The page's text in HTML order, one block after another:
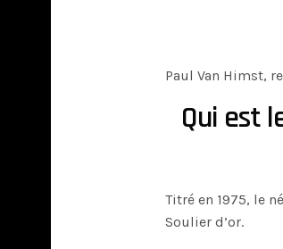
Paul Van Himst,
Qui est
Titré en 1975, le
Soulier d’or.